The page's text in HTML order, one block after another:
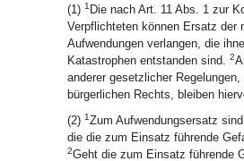
(1) 1 Die nach Art. 11 Abs. 1 zur
Verpflichteten können Ersatz der
Aufwendungen verlangen, die
Katastrophen entstanden sind. 2
anderer gesetzlicher
bürgerlichen Rechts, bleiben
(2) 1Zum Aufwendungsersatz
die die zum Einsatz führende
2Geht die zum Einsatz führende